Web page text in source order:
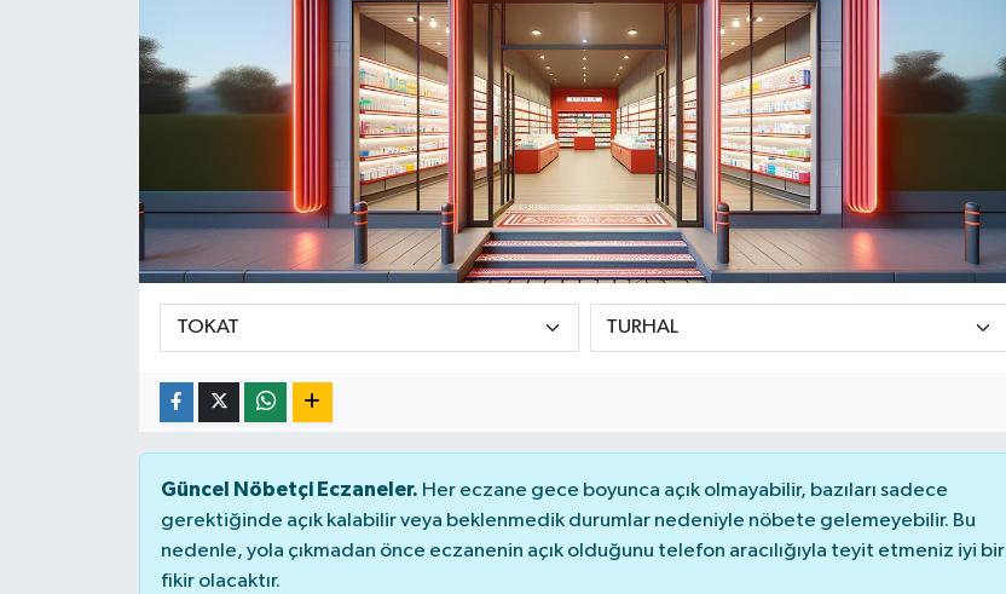
Güncel Nöbetçi Eczaneler. Her eczane gece boyunca açık olmayabilir, bazıları sadece
gerektiğinde açık kalabilir veya beklenmedik durumlar nedeniyle nöbete gelemeyebilir. Bu
nedenle, yola çıkmadan önce eczanenin açık olduğunu telefon aracılığıyla teyit etmeniz iyi bir
fikir olacaktır.
Haber Arşivi